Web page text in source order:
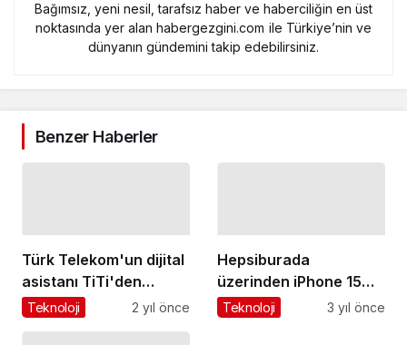
Bağımsız, yeni nesil, tarafsız haber ve haberciliğin en üst
noktasında yer alan habergezgini.com ile Türkiye’nin ve
dünyanın gündemini takip edebilirsiniz.
Benzer Haberler
Türk Telekom'un dijital
asistanı TiTi'den
müşteri deneyimine
Teknoloji 2 yıl önce
Hepsiburada
üzerinden iPhone 15
Serisi Ön Siparişi Rekor
Teknoloji 3 yıl önce